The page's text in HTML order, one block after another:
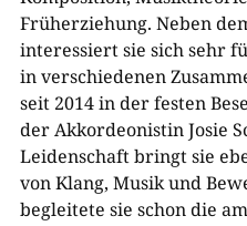
Früherziehung. Neben
interessiert sie sich sehr
in verschiedenen
seit 2014 in der festen
der Akkordeonistin Josie
Leidenschaft bringt sie
von Klang, Musik und
begleitete sie schon die